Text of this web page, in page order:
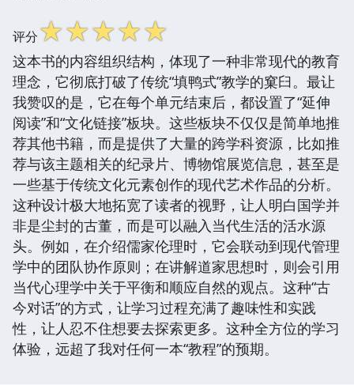
评分☆☆☆☆☆
这本书的内容组织结构，体现了一种非常现代的教育
理念，它彻底打破了传统“填鸭式”教学的窠臼。最让
我赞叹的是，它在每个单元结束后，都设置了“延伸
阅读”和“文化链接”板块。这些板块不仅仅是简单地推
荐其他书籍，而是提供了大量的跨学科资源，比如推
荐与该主题相关的纪录片、博物馆展览信息，甚至是
一些基于传统文化元素创作的现代艺术作品的分析。
这种设计极大地拓宽了读者的视野，让人明白国学并
非是尘封的古董，而是可以融入当代生活的活水源
头。例如，在介绍儒家伦理时，它会联动到现代管理
学中的团队协作原则；在讲解道家思想时，则会引用
当代心理学中关于平衡和顺应自然的观点。这种“古
今对话”的方式，让学习过程充满了趣味性和实践
性，让人忍不住想要去探索更多。这种全方位的学习
体验，远超了我对任何一本“教程”的预期。